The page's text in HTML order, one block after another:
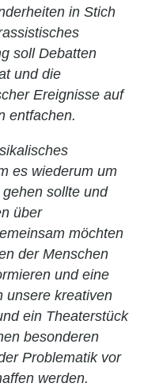
in Stich
soll Debatten
und die
Ereignisse auf
entfachen.
es wiederum um
gehen sollte und
über
möchten
der Menschen
und eine
unsere kreativen
ein Theaterstück
besonderen
Problematik vor
werden.
Marienhof
Notfalltopf
Archiv